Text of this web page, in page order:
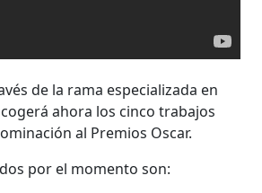
de la rama especializada en
ahora los cinco trabajos
al Premios Oscar.
por el momento son: